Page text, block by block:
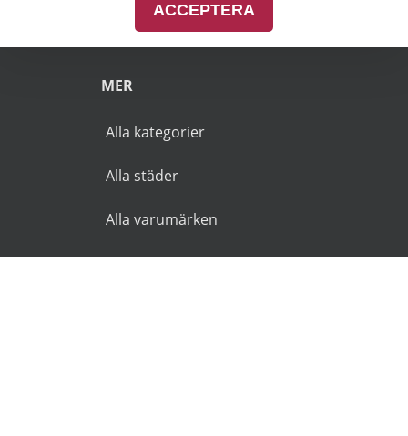
Pensionärsrabatt Skåne
MER
Alla kategorier
Alla städer
Alla varumärken
ACCEPTERA